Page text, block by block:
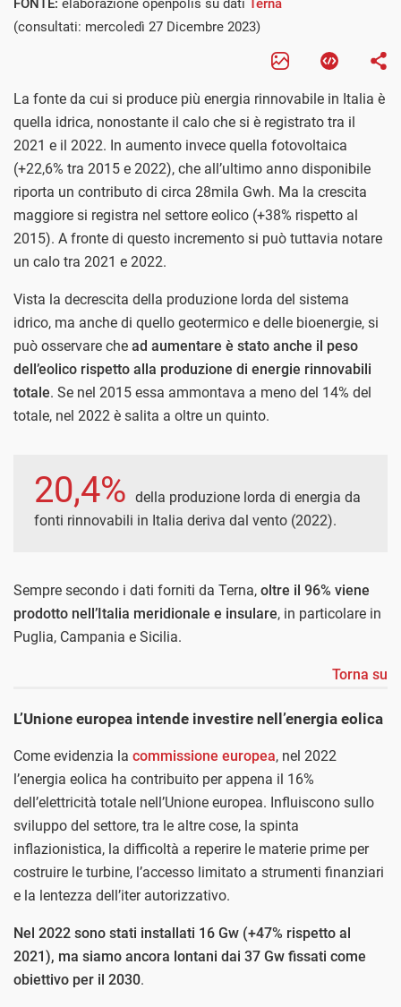
FONTE: elaborazione openpolis su dati
Terna
(consultati: mercoledì 27 Dicembre 2023)
La fonte da cui si produce più energia rinnovabile in Italia è
quella idrica, nonostante il calo che si è registrato tra il
2021 e il 2022. In aumento invece quella fotovoltaica
(+22,6% tra 2015 e 2022), che all’ultimo anno disponibile
riporta un contributo di circa 28mila Gwh. Ma la crescita
maggiore si registra nel settore eolico (+38% rispetto al
2015). A fronte di questo incremento si può tuttavia notare
un calo tra 2021 e 2022.
Vista la decrescita della produzione lorda del sistema
idrico, ma anche di quello geotermico e delle bioenergie, si
può osservare che ad aumentare è stato anche il peso
dell’eolico rispetto alla produzione di energie rinnovabili
totale. Se nel 2015 essa ammontava a meno del 14% del
totale, nel 2022 è salita a oltre un quinto.
20,4% della produzione lorda di energia da
fonti rinnovabili in Italia deriva dal vento (2022).
Sempre secondo i dati forniti da Terna, oltre il 96% viene
prodotto nell’Italia meridionale e insulare, in particolare in
Puglia, Campania e Sicilia.
Torna su
L’Unione europea intende investire nell’energia eolica
Come evidenzia la commissione europea, nel 2022
l’energia eolica ha contribuito per appena il 16%
dell’elettricità totale nell’Unione europea. Influiscono sullo
sviluppo del settore, tra le altre cose, la spinta
inflazionistica, la difficoltà a reperire le materie prime per
costruire le turbine, l’accesso limitato a strumenti finanziari
e la lentezza dell’iter autorizzativo.
Nel 2022 sono stati installati 16 Gw (+47% rispetto al
2021), ma siamo ancora lontani dai 37 Gw fissati come
obiettivo per il 2030.